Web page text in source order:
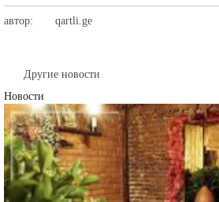
автор: qartli.ge
Другие новости
Новости